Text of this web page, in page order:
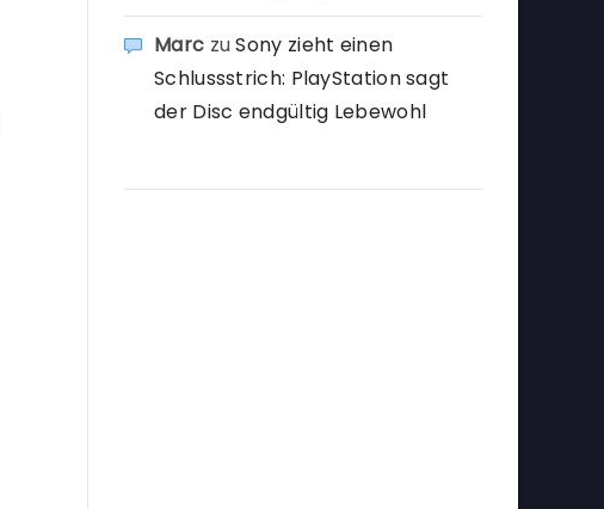
Marc zuSony zieht einen
Schlussstrich: PlayStation sagt
der Disc endgültig Lebewohl